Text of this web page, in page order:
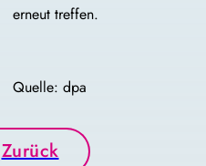
erneut treffen.
Quelle: dpa
Zurück